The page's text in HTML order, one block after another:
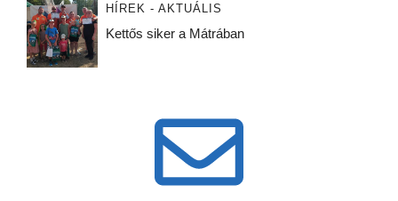
HÍREK - AKTUÁLIS
Kettős siker a Mátrában